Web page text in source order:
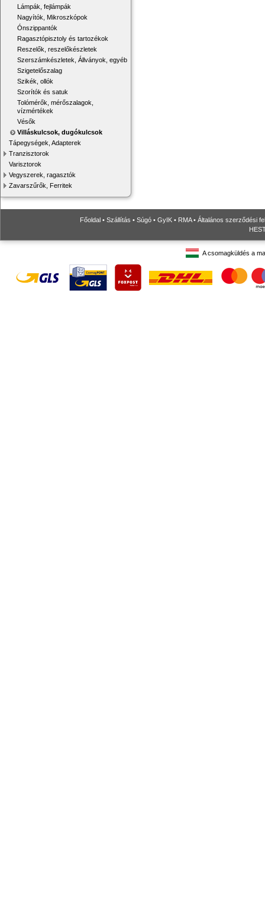
Lámpák, fejlámpák
Nagyítók, Mikroszkópok
Ónszippantók
Ragasztópisztoly és tartozékok
Reszelők, reszelőkészletek
Szerszámkészletek, Állványok, egyéb
Szigetelőszalag
Szikék, ollók
Szorítók és satuk
Tolómérők, mérőszalagok,
vízmértékek
Vésők
Villáskulcsok, dugókulcsok
Tápegységek, Adapterek
Tranzisztorok
Varisztorok
Vegyszerek, ragasztók
Zavarszűrők, Ferritek
Főoldal • Szállítás • Súgó • GyIK • RMA• Általános szerződési
A csomagküldés a